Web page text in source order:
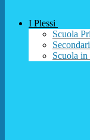
I Plessi
Scuola
Scuola in